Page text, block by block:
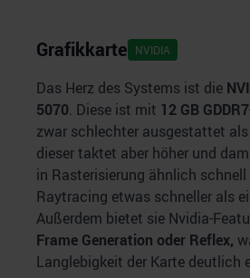
Grafikkarte NVIDIA
Das Herz des Systems ist die
5070. Diese ist mit 12 GB GDDR7
zwar schlechter ausgestattet als
dieser taktet aber höher und
in Rasterisierung ähnlich
Raytracing etwas schneller als
Außerdem bietet sie Nvidia-
Frame Generation oder Reflex,
Langlebigkeit der Karte deutlich